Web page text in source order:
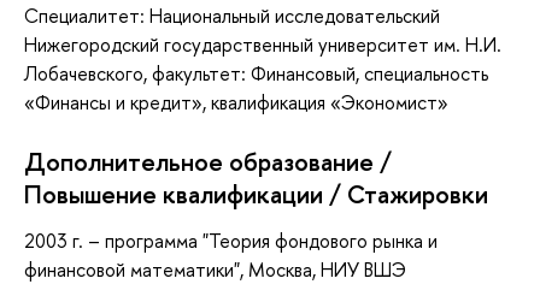
Специалитет: Национальный исследовательский
Нижегородский государственный университет им. Н.И.
Лобачевского, факультет: Финансовый, специальность
«Финансы и кредит», квалификация «Экономист»
Дополнительное образование /
Повышение квалификации / Стажировки
2003 г. – программа "Теория фондового рынка и
финансовой математики", Москва, НИУ ВШЭ